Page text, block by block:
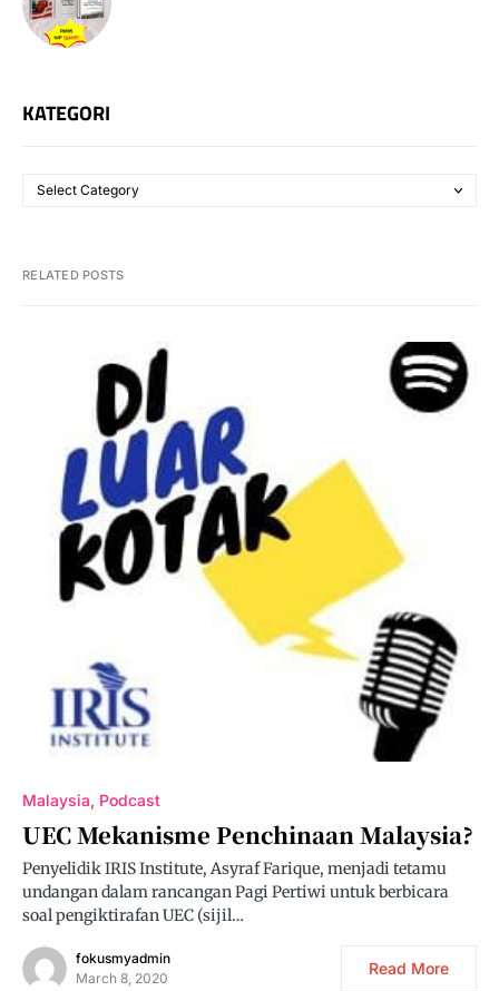
KATEGORI
RELATED POSTS
Malaysia Podcast
UEC Mekanisme Penchinaan Malaysia?
Penyelidik IRIS Institute, Asyraf Farique, menjadi tetamu
undangan dalam rancangan Pagi Pertiwi untuk berbicara
soal pengiktirafan UEC (sijil…
fokusmyadmin
March 8, 2020
Read More